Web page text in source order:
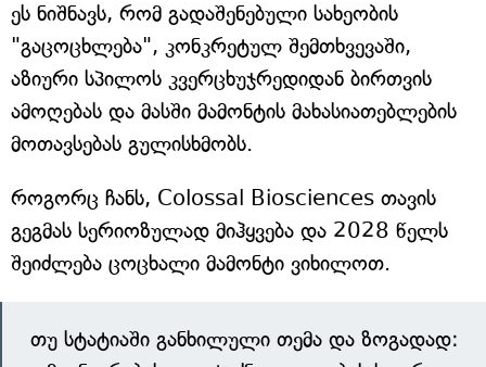
ეს ნიშნავს, რომ გადაშენებული სახეობის
"გაცოცხლება", კონკრეტულ შემთხვევაში,
აზიური სპილოს კვერცხუჯრედიდან ბირთვის
ამოღებას და მასში მამონტის მახასიათებლების
მოთავსებას გულისხმობს.
როგორც ჩანს, Colossal Biosciences თავის
გეგმას სერიოზულად მიჰყვება და 2028 წელს
შეიძლება ცოცხალი მამონტი ვიხილოთ.
თუ სტატიაში განხილული თემა და ზოგადად: